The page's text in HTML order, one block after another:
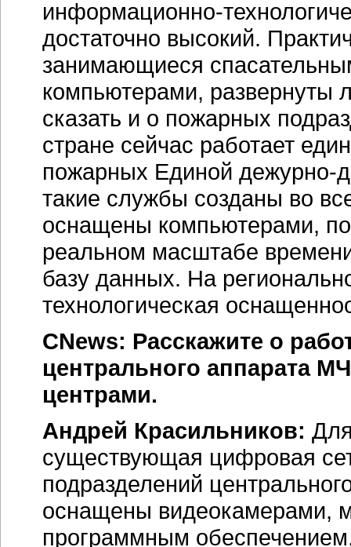
информационно-
достаточно высокий.
занимающиеся
компьютерами, развернуты
сказать и о пожарных
стране сейчас работает
пожарных Единой дежурно-
такие службы созданы во
оснащены компьютерами,
реальном масштабе
базу данных. На
технологическая
CNews: Расскажите о
центрального аппарата
центрами.
Андрей Красильников:
существующая цифровая
подразделений
оснащены видеокамерами,
программным